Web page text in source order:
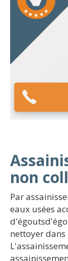
non
Par
eaux usées
nettoyer